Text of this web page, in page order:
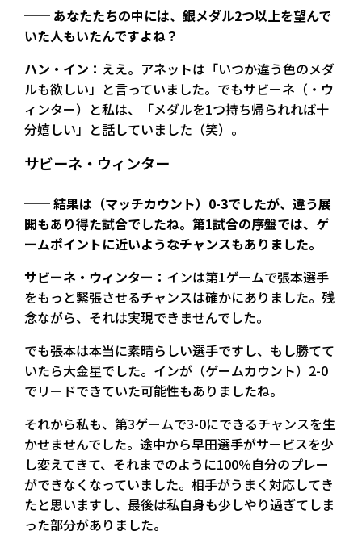
── あなたたちの中には、銀メダル2つ以上を望んで
いた人もいたんですよね？
ハン・イン： ええ。アネットは「いつか違う色のメダ
ルも欲しい」と言っていました。でもサビーネ（・ウ
ィンター）と私は、「メダルを1つ持ち帰られれば十
分嬉しい」と話していました（笑）。
サビーネ・ウィンター
── 結果は（マッチカウント）0-3でしたが、違う展
開もあり得た試合でしたね。第1試合の序盤では、ゲ
ームポイントに近いようなチャンスもありました。
サビーネ・ウィンター： インは第1ゲームで張本選手
をもっと緊張させるチャンスは確かにありました。残
念ながら、それは実現できませんでした。
でも張本は本当に素晴らしい選手ですし、もし勝てて
いたら大金星でした。インが（ゲームカウント）2-0
でリードできていた可能性もありましたね。
それから私も、第3ゲームで3-0にできるチャンスを生
かせませんでした。途中から早田選手がサービスを少
し変えてきて、それまでのように100％自分のプレー
ができなくなっていました。相手がうまく対応してき
たと思いますし、最後は私自身も少しやり過ぎてしま
った部分がありました。